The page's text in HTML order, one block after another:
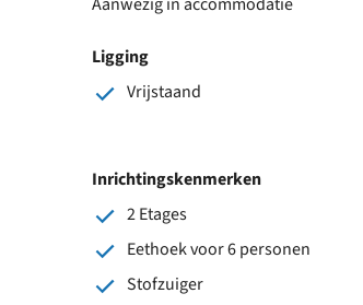
Ligging
Vrijstaand
Inrichtingskenmerken
2 Etages
Eethoek voor 6 personen
Stofzuiger